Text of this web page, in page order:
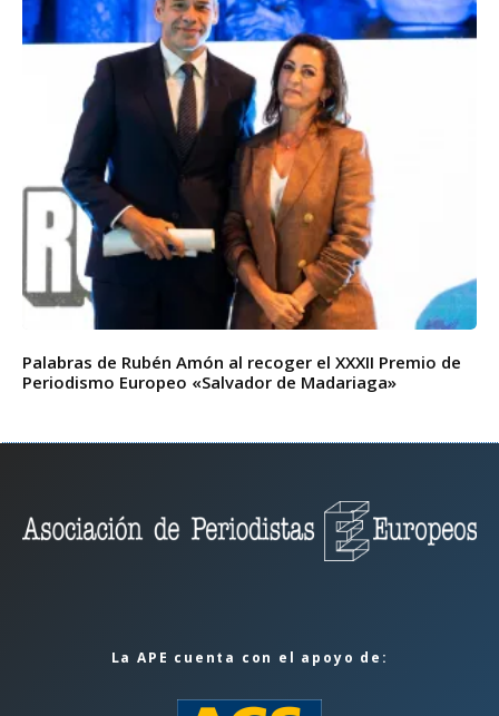
Palabras de Rubén Amón al recoger el XXXII Premio de
Periodismo Europeo «Salvador de Madariaga»
La APE cuenta con el apoyo de: